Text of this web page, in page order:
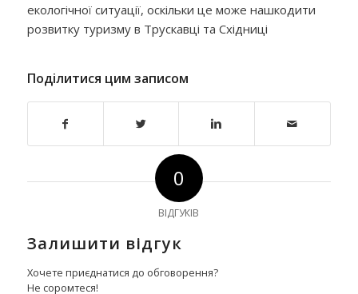
екологічної ситуації, оскільки це може нашкодити
розвитку туризму в Трускавці та Східниці
Поділитися цим записом
0
ВІДГУКІВ
Залишити відгук
Хочете приєднатися до обговорення?
Не соромтеся!